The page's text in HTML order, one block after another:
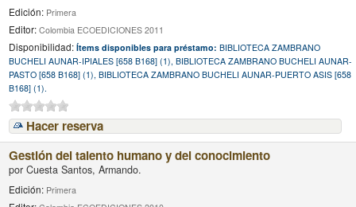
Edición: Primera
Editor:Colombia ECOEDICIONES 2011
Disponibilidad:Ítems disponibles para préstamo:BIBLIOTECA ZAMBRANO
BUCHELI AUNAR-IPIALES [658 B168] (1), BIBLIOTECA ZAMBRANO BUCHELI AUNAR-
PASTO [658 B168] (1), BIBLIOTECA ZAMBRANO BUCHELI AUNAR-PUERTO ASIS [658
B168] (1).
Hacer reserva
Gestión del talento humano y del conocimiento
porCuesta Santos, Armando.
Edición: Primera